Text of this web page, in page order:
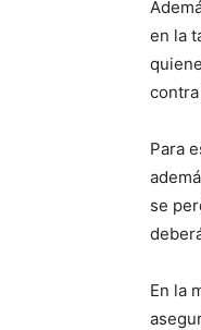
en la
Para
se
En la